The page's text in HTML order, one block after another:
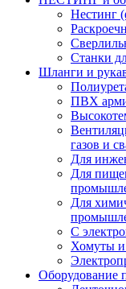
Нестинг
Станки
Шланги и
ПВХ
газов и
Для
Для
Для
С
Хомуты и
Оборудование